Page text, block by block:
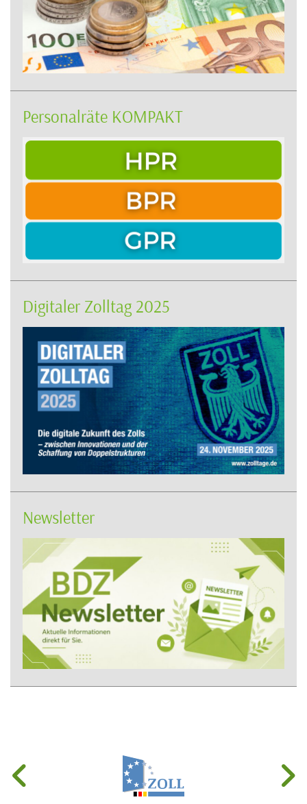
Personalräte KOMPAKT
Digitaler Zolltag 2025
Newsletter